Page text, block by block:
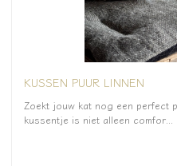
KUSSEN PUUR LINNEN
Zoekt jouw kat nog een perfect
kussentje is niet alleen comfor...